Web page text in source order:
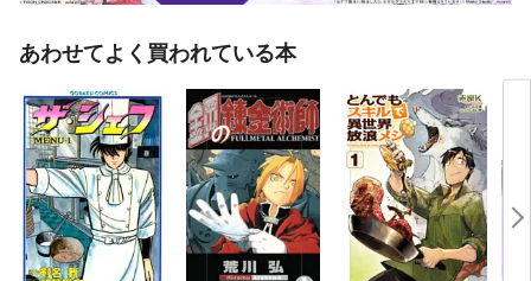
あわせてよく買われている本